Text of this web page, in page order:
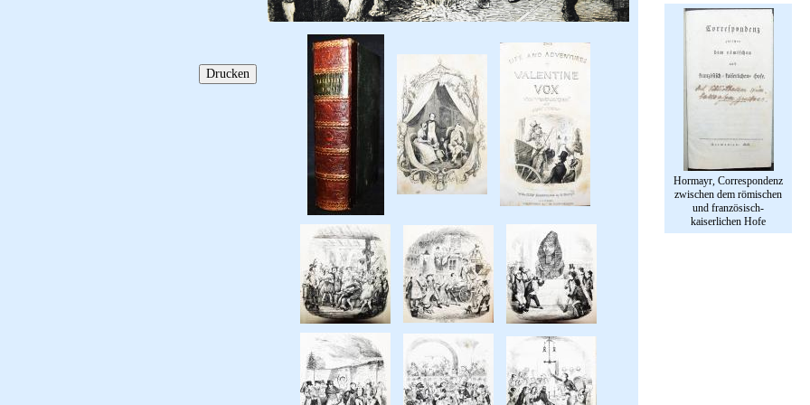
Hormayr, Correspondenz
zwischen dem römischen
und französisch-
kaiserlichen Hofe